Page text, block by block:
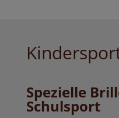
Spezielle
Schulsport